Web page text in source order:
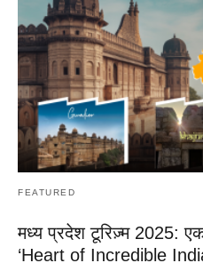
FEATURED
मध्य प्रदेश टूरिज़्म 2025:
‘Heart of Incredible